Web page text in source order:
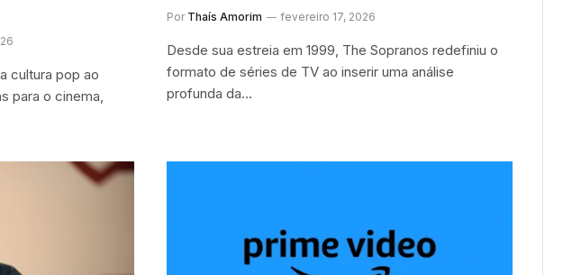
cultura pop ao
para o cinema,
Por Thaís Amorim fevereiro 17, 2026
Desde sua estreia em 1999, The Sopranos redefiniu o
formato de séries de TV ao inserir uma análise
profunda da…